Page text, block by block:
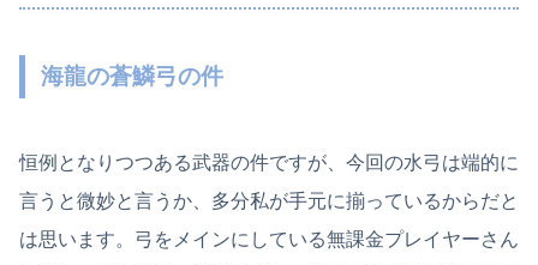
海龍の蒼鱗弓の件
恒例となりつつある武器の件ですが、今回の水弓は端的に
言うと微妙と言うか、多分私が手元に揃っているからだと
は思います。弓をメインにしている無課金プレイヤーさん